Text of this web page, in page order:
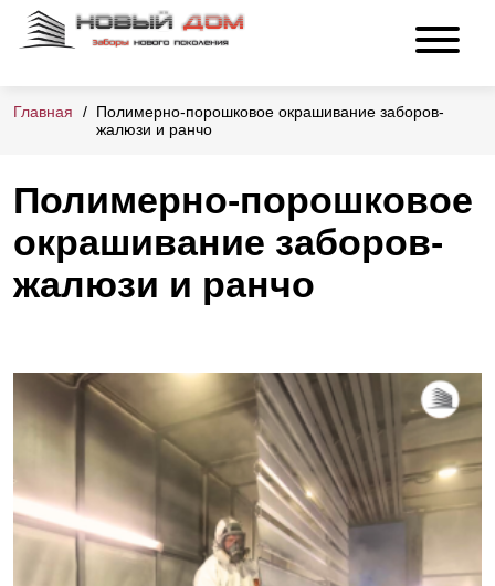
Главная
Полимерно-порошковое окрашивание заборов-
жалюзи и ранчо
Полимерно-порошковое
окрашивание заборов-
жалюзи и ранчо